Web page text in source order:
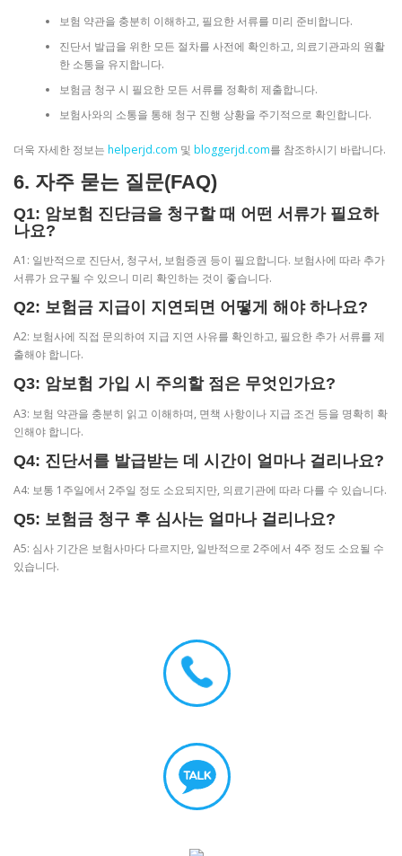
보험 약관을 충분히 이해하고, 필요한 서류를 미리 준비합니다.
진단서 발급을 위한 모든 절차를 사전에 확인하고, 의료기관과의 원활
한 소통을 유지합니다.
보험금 청구 시 필요한 모든 서류를 정확히 제출합니다.
보험사와의 소통을 통해 청구 진행 상황을 주기적으로 확인합니다.
더욱 자세한 정보는 helperjd.com 및 bloggerjd.com를 참조하시기 바랍니다.
6. 자주 묻는 질문(FAQ)
Q1: 암보험 진단금을 청구할 때 어떤 서류가 필요하
나요?
A1: 일반적으로 진단서, 청구서, 보험증권 등이 필요합니다. 보험사에 따라 추가
서류가 요구될 수 있으니 미리 확인하는 것이 좋습니다.
Q2: 보험금 지급이 지연되면 어떻게 해야 하나요?
A2: 보험사에 직접 문의하여 지급 지연 사유를 확인하고, 필요한 추가 서류를 제
출해야 합니다.
Q3: 암보험 가입 시 주의할 점은 무엇인가요?
A3: 보험 약관을 충분히 읽고 이해하며, 면책 사항이나 지급 조건 등을 명확히 확
인해야 합니다.
Q4: 진단서를 발급받는 데 시간이 얼마나 걸리나요?
A4: 보통 1주일에서 2주일 정도 소요되지만, 의료기관에 따라 다를 수 있습니다.
Q5: 보험금 청구 후 심사는 얼마나 걸리나요?
A5: 심사 기간은 보험사마다 다르지만, 일반적으로 2주에서 4주 정도 소요될 수
있습니다.